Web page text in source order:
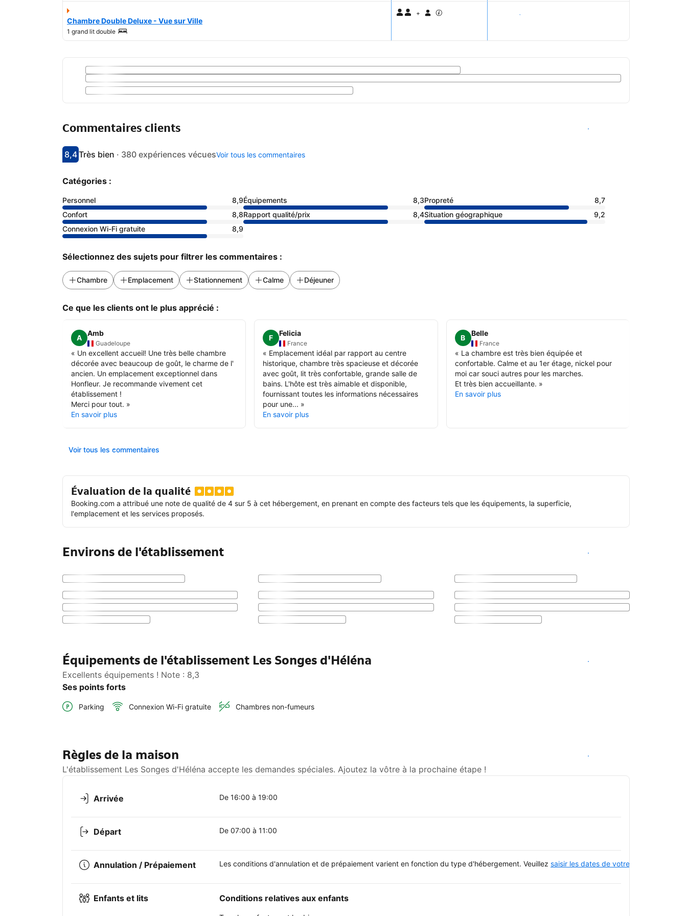
Chambre Double Deluxe - Vue sur Ville
1 grand lit double
+ Voir les tarifs
Commentaires clients Voir les disponibilités
Avec une note de 8.4
8,4
très bienTrès bien · 380 expériences vécuesVoir tous les commentaires
Catégories :
Personnel 8,9Équipements 8,3Propreté
8,7
Confort
8,8Rapport qualité/prix 8,4Situation géographique
9,2
Connexion Wi-Fi gratuite
8,9
Sélectionnez des sujets pour filtrer les commentaires :
Chambre Emplacement Stationnement Calme Déjeuner
Ce que les clients ont le plus apprécié :
A
Amb
Guadeloupe
« Un excellent accueil! Une très belle chambre
décorée avec beaucoup de goût, le charme de l'
ancien. Un emplacement exceptionnel dans
Honfleur. Je recommande vivement cet
établissement !
Merci pour tout. »
En savoir plus
F
Felicia
France
« Emplacement idéal par rapport au centre
historique, chambre très spacieuse et décorée
avec goût, lit très confortable, grande salle de
bains. L'hôte est très aimable et disponible,
fournissant toutes les informations nécessaires
pour une... »
En savoir plus
B
Belle
France
« La chambre est très bien équipée et
confortable. Calme et au 1er étage, nickel pour
moi car souci autres pour les marches.
Et très bien accueillante. »
En savoir plus
Voir tous les commentaires
Évaluation de la qualité
Booking.com a attribué une note de qualité de 4 sur 5 à cet hébergement, en prenant en compte des facteurs tels que les équipements, la superficie,
l'emplacement et les services proposés.
Environs de l'établissement Voir les disponibilités
Équipements de l'établissement Les Songes d'Héléna
Excellents équipements ! Note : 8,3
Voir les disponibilités
Ses points forts
Parking Connexion Wi-Fi gratuite Chambres non-fumeurs
Règles de la maison
L'établissement Les Songes d'Héléna accepte les demandes spéciales. Ajoutez la vôtre à la prochaine étape !
Voir les disponibilités
Arrivée De 16:00 à 19:00
Départ De 07:00 à 11:00
Annulation / Prépaiement Les conditions d'annulation et de prépaiement varient en fonction du type d'hébergement. Veuillez saisir les dates de votre séjour
Enfants et lits Conditions relatives aux enfants